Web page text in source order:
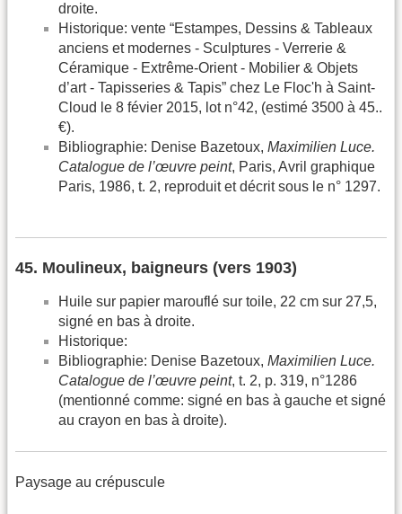
droite.
Historique: vente “Estampes, Dessins & Tableaux
anciens et modernes - Sculptures - Verrerie &
Céramique - Extrême-Orient - Mobilier & Objets
d’art - Tapisseries & Tapis” chez Le Floc'h à Saint-
Cloud le 8 févier 2015, lot n°42, (estimé 3500 à 45..
€).
Bibliographie: Denise Bazetoux, Maximilien Luce.
Catalogue de l’œuvre peint, Paris, Avril graphique
Paris, 1986, t. 2, reproduit et décrit sous le n° 1297.
45. Moulineux, baigneurs (vers 1903)
Huile sur papier marouflé sur toile, 22 cm sur 27,5,
signé en bas à droite.
Historique:
Bibliographie: Denise Bazetoux, Maximilien Luce.
Catalogue de l’œuvre peint, t. 2, p. 319, n°1286
(mentionné comme: signé en bas à gauche et signé
au crayon en bas à droite).
Paysage au crépuscule